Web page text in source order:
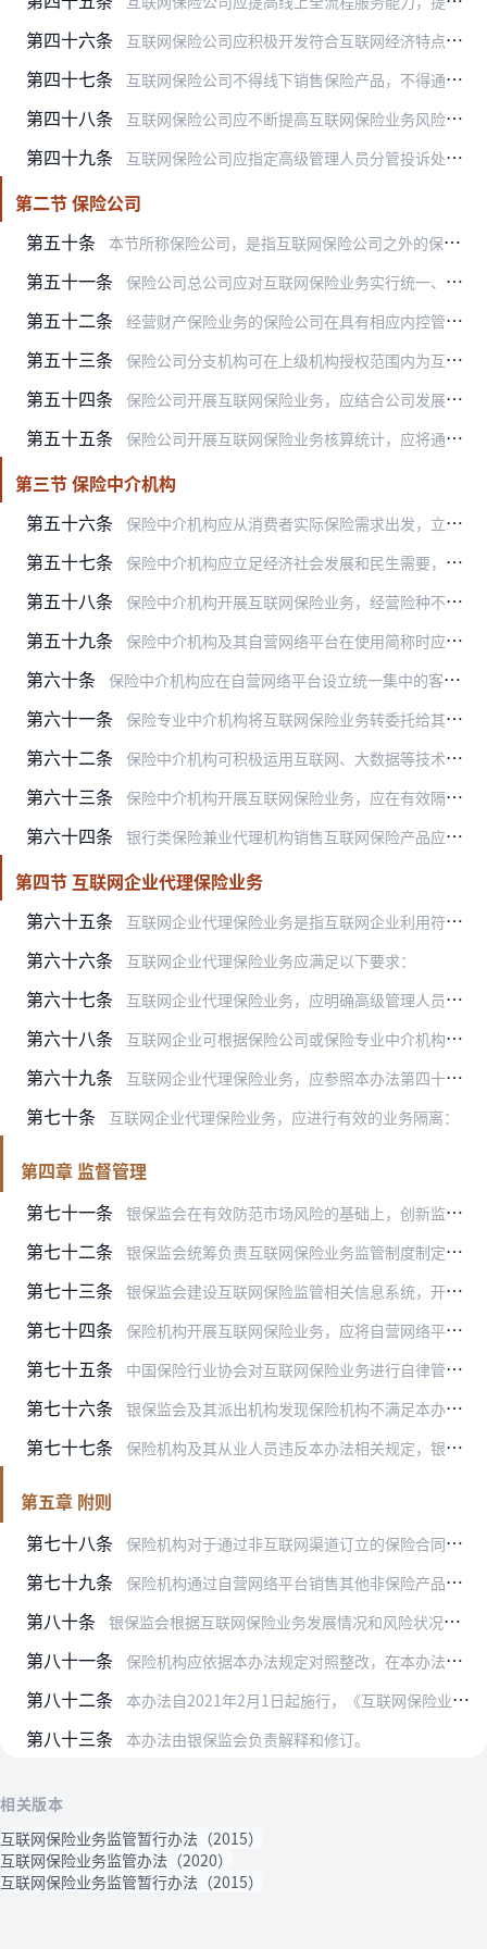
第四十六条 互联网保险公司应积极开发符合互联网经济特点、服务多元化保障需求的保险产品。产品开发应具备定价基础，符合精算原理，满足场景所需，让保险与场景、技术合理融合，充分考…
第四十七条 互联网保险公司不得线下销售保险产品，不得通过其他保险机构线下销售保险产品。
第四十八条 互联网保险公司应不断提高互联网保险业务风险防控水平，健全风险监测预警和早期干预机制，运用数据挖掘、机器学习等技术提高风险识别和处置能力。
第四十九条 互联网保险公司应指定高级管理人员分管投诉处理工作，设立专门的投诉管理部门和岗位，对投诉情况进行分析研究，协同公司产品开发、业务管理、运营管理等部门进行改进，完善…
第二节 保险公司
第五十条
本节所称保险公司，是指互联网保险公司之外的保险公司。
第五十一条 保险公司总公司应对互联网保险业务实行统一、垂直管理。
第五十二条 经营财产保险业务的保险公司在具有相应内控管理能力且能满足客户落地服务需求的情况下，可将相关财产保险产品的经营区域拓展至未设立分公司的省（自治区、直辖市、计划单列…
第五十三条 保险公司分支机构可在上级机构授权范围内为互联网保险业务提供查勘理赔、批改保全、医疗协助、退保及投诉处理等属地化服务。保险公司应为分支机构开展属地化服务建立明确的…
第五十四条 保险公司开展互联网保险业务，应结合公司发展战略，做好互联网与其他渠道融合和联动，充分发挥不同销售渠道优势，提升业务可获得性和服务便利性，做好经营环节、人员职责和…
第五十五条 保险公司开展互联网保险业务核算统计，应将通过直销、专业代理、经纪、兼业代理等销售渠道开展的互联网保险业务，计入该销售渠道的线上业务部分，并将各销售渠道线上业务部…
第三节 保险中介机构
第五十六条
保险中介机构应从消费者实际保险需求出发，立足角色独立、贴近市场的优势，积极运用新技术，提升保险销售和服务能力，帮助消费者选择合适的保险产品和保险服务。保险中介机…
第五十七条 保险中介机构应立足经济社会发展和民生需要，选择经营稳健、能保障服务质量的保险公司进行合作，并建立互联网保险产品筛选机制，选择符合消费者需求和互联网特点的保险产品…
第五十八条 保险中介机构开展互联网保险业务，经营险种不得突破承保公司的险种范围和经营区域，业务范围不得超出合作或委托协议约定的范围。
第五十九条 保险中介机构及其自营网络平台在使用简称时应清晰标识所属行业细分类别，不得使用“××保险”或“××保险平台”等容易混淆行业类别的字样或宣传用语。为保险机构提供技术…
第六十条 保险中介机构应在自营网络平台设立统一集中的客户服务专栏，提供服务入口或披露承保公司服务渠道，保障客户获得及时有效的服务。保险中介机构销售互联网保险产品、提供保险…
第六十一条 保险专业中介机构将互联网保险业务转委托给其他保险中介机构开展的，应征得委托人同意，并充分向消费者进行披露。受托保险中介机构应符合本办法规定的条件。
第六十二条 保险中介机构可积极运用互联网、大数据等技术手段，提高风险识别和业务运营能力，完善管理制度，与保险公司的运营服务相互补充，共同服务消费者。保险中介机构可发挥自身优…
第六十三条 保险中介机构开展互联网保险业务，应在有效隔离、风险可控的前提下，与保险公司系统互通、业务互联、数据对接。保险中介机构之间可依托互联网等技术手段加强协同合作，促进…
第六十四条 银行类保险兼业代理机构销售互联网保险产品应满足以下要求：
第四节 互联网企业代理保险业务
第六十五条
互联网企业代理保险业务是指互联网企业利用符合本办法规定的自营网络平台代理销售互联网保险产品、提供保险服务的经营活动。
第六十六条 互联网企业代理保险业务应满足以下要求：
第六十七条 互联网企业代理保险业务，应明确高级管理人员负责管理，建立科学有效的管理制度和工作流程，实现互联网保险业务独立运营。
第六十八条 互联网企业可根据保险公司或保险专业中介机构委托代理保险业务，不得将互联网保险业务转委托给其他机构或个人。
第六十九条 互联网企业代理保险业务，应参照本办法第四十九条，建立互联网保险售后服务快速反应工作机制，增强服务能力。
第七十条 互联网企业代理保险业务，应进行有效的业务隔离：
第四章 监督管理
第七十一条
银保监会在有效防范市场风险的基础上，创新监管理念和方式，落实审慎监管要求，推动建立健全适应互联网保险业务发展特点的新型监管机制，对同类业务、同类主体一视同仁，严…
第七十二条 银保监会统筹负责互联网保险业务监管制度制定，银保监会及其派出机构按照关于保险机构的监管分工实施互联网保险业务日常监测与监管。
第七十三条 银保监会建设互联网保险监管相关信息系统，开展平台管理、数据信息报送、业务统计、监测分析、监管信息共享等工作，提高监管的及时性、有效性和针对性。
第七十四条 保险机构开展互联网保险业务，应将自营网络平台、互联网保险产品、合作销售渠道等信息以及相关变更情况报送至互联网保险监管相关信息系统。
第七十五条 中国保险行业协会对互联网保险业务进行自律管理，开展保险机构互联网保险业务信息披露相关管理工作。
第七十六条 银保监会及其派出机构发现保险机构不满足本办法第七条规定的经营条件的，或存在经营异常、经营风险的，或因售后服务保障不到位等问题而引发投诉率较高的，可责令保险机构限…
第七十七条 保险机构及其从业人员违反本办法相关规定，银保监会及其派出机构应依法采取监管措施或实施行政处罚。
第五章 附则
第七十八条
保险机构对于通过非互联网渠道订立的保险合同开展线上营销宣传和线上售后服务的，以及通过互联网优化业务模式和业务形态的，参照本办法执行。
第七十九条 保险机构通过自营网络平台销售其他非保险产品或提供相关服务的，应符合银保监会相关规定，并与互联网保险业务有效隔离。保险机构不得在自营网络平台销售未经金融监管部门批…
第八十条 银保监会根据互联网保险业务发展情况和风险状况，适时出台配套文件，细化、调整监管规定，推进互联网保险监管长效化、系统化、制度化。
第八十一条 保险机构应依据本办法规定对照整改，在本办法施行之日起3个月内完成制度建设、营销宣传、销售管理、信息披露等问题整改，6个月内完成业务和经营等其他问题整改，12个月…
第八十二条 本办法自2021年2月1日起施行，《互联网保险业务监管暂行办法》（保监发〔2015〕69号）同时废止。
第八十三条 本办法由银保监会负责解释和修订。
相关版本
互联网保险业务监管暂行办法（2015）
互联网保险业务监管办法（2020）
互联网保险业务监管暂行办法（2015）